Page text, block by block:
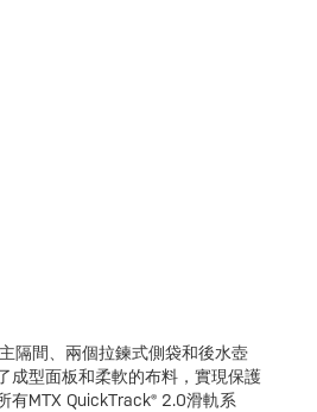
隔間、兩個拉鍊式側袋和後水壺
成型面板和柔軟的布料，實現保護
有MTX QuickTrack® 2.0滑軌系